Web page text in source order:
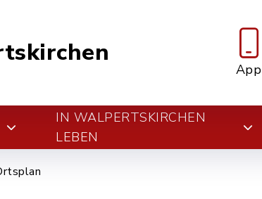
App
IN WALPERTSKIRCHEN
LEBEN